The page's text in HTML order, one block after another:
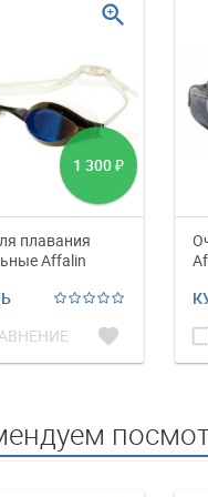
1 300 ₽
плавания
Affalin
favorite
zoom_in
check_box_outline_blank